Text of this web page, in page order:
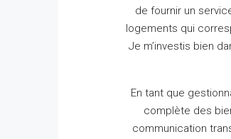
de fournir un
logements qui
Je m’investis bien
En tant que
complète des
communication